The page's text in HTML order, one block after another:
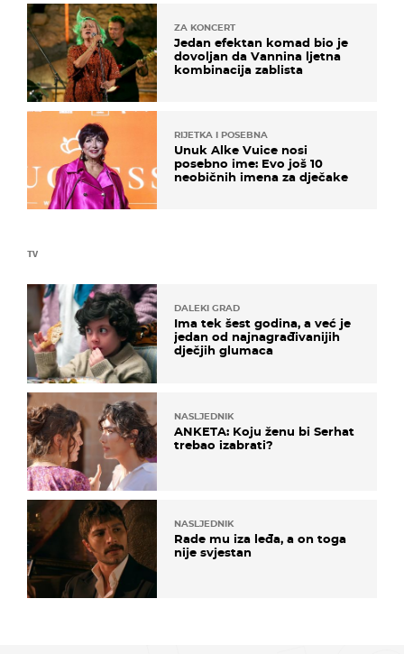
TV
DALEKI GRAD
Ima tek šest godina, a već je
jedan od najnagrađivanijih
dječjih glumaca
NASLJEDNIK
ANKETA: Koju ženu bi Serhat
trebao izabrati?
NASLJEDNIK
Rade mu iza leđa, a on toga
nije svjestan
ZA KONCERT
Jedan efektan komad bio je
dovoljan da Vannina ljetna
kombinacija zablista
RIJETKA I POSEBNA
Unuk Alke Vuice nosi
posebno ime: Evo još 10
neobičnih imena za dječake